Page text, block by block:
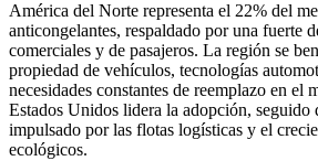
América del Norte representa el 22% del
anticongelantes, respaldado por una fuerte
comerciales y de pasajeros. La región se
propiedad de vehículos, tecnologías
necesidades constantes de reemplazo en el
Estados Unidos lidera la adopción, seguido
impulsado por las flotas logísticas y el
ecológicos.